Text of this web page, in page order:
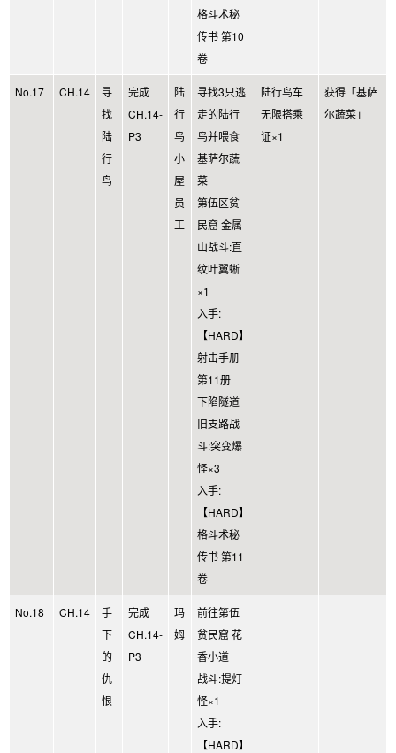
格斗术秘
传书 第10
卷
No.17 CH.14
寻
找
陆
行
鸟
完成
CH.14-
P3
陆
行
鸟
小
屋
员
工
寻找3只逃
走的陆行
鸟并喂食
基萨尔蔬
菜
第伍区贫
民窟 金属
山战斗:直
纹叶翼蜥
×1
入手:
【HARD】
射击手册
第11册
下陷隧道
旧支路战
斗:突变爆
怪×3
入手:
【HARD】
格斗术秘
传书 第11
卷
陆行鸟车
无限搭乘
证×1
获得「基萨
尔蔬菜」
No.18 CH.14
手
下
的
仇
恨
完成
CH.14-
P3
玛
姆
前往第伍
贫民窟 花
香小道
战斗:提灯
怪×1
入手:
【HARD】